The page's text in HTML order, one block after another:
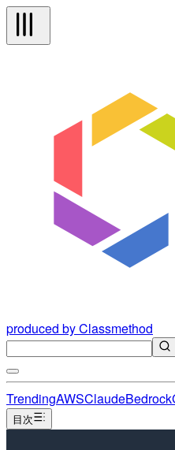
produced by Classmethod
TrendingAWSClaudeBedrock
目次